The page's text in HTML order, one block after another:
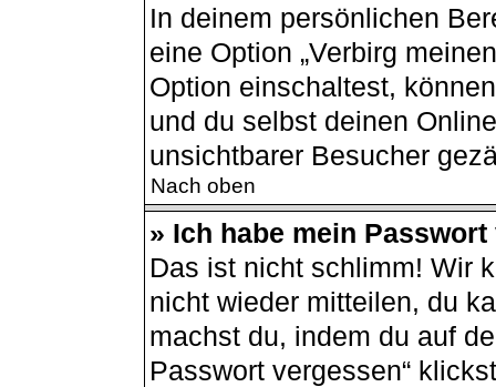
In deinem persönlichen
eine Option „Verbirg
Option einschaltest,
und du selbst deinen
unsichtbarer Besucher
Nach oben
» Ich habe mein
Das ist nicht schlimm! Wir
nicht wieder mitteilen, du
machst du, indem du auf
Passwort vergessen“